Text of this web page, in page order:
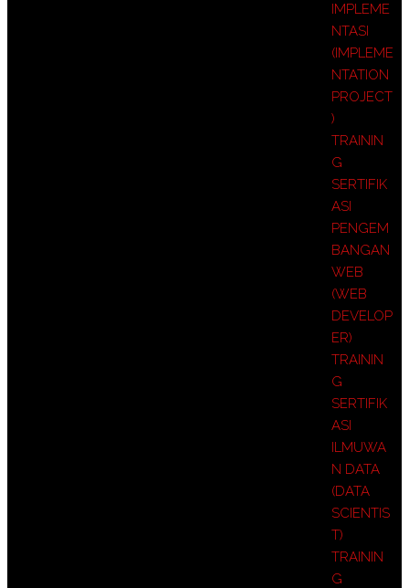
IMPLEME
NTASI
(IMPLEME
NTATION
PROJECT
)
TRAININ
G
SERTIFIK
ASI
PENGEM
BANGAN
WEB
(WEB
DEVELOP
ER)
TRAININ
G
SERTIFIK
ASI
ILMUWA
N DATA
(DATA
SCIENTIS
T)
TRAININ
G